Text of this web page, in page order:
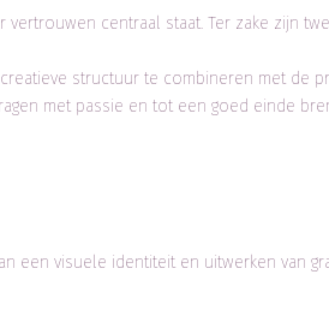
centraal staat. Ter zake zijn
structuur te combineren met de
met passie en tot een goed einde
een visuele identiteit en uitwerken van